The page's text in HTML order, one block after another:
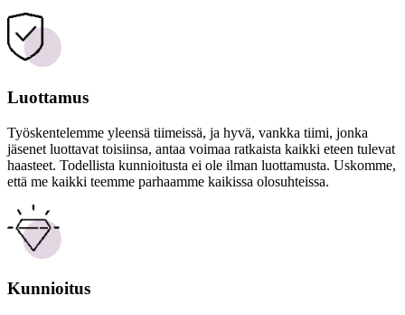
Luottamus
Työskentelemme yleensä tiimeissä, ja hyvä, vankka tiimi, jonka
jäsenet luottavat toisiinsa, antaa voimaa ratkaista kaikki eteen tulevat
haasteet. Todellista kunnioitusta ei ole ilman luottamusta. Uskomme,
että me kaikki teemme parhaamme kaikissa olosuhteissa.
Kunnioitus